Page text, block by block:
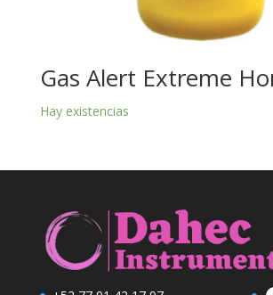
Gas Alert Extreme
Hay existencias